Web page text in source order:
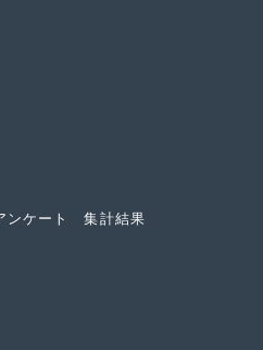
ンケート 集計結果